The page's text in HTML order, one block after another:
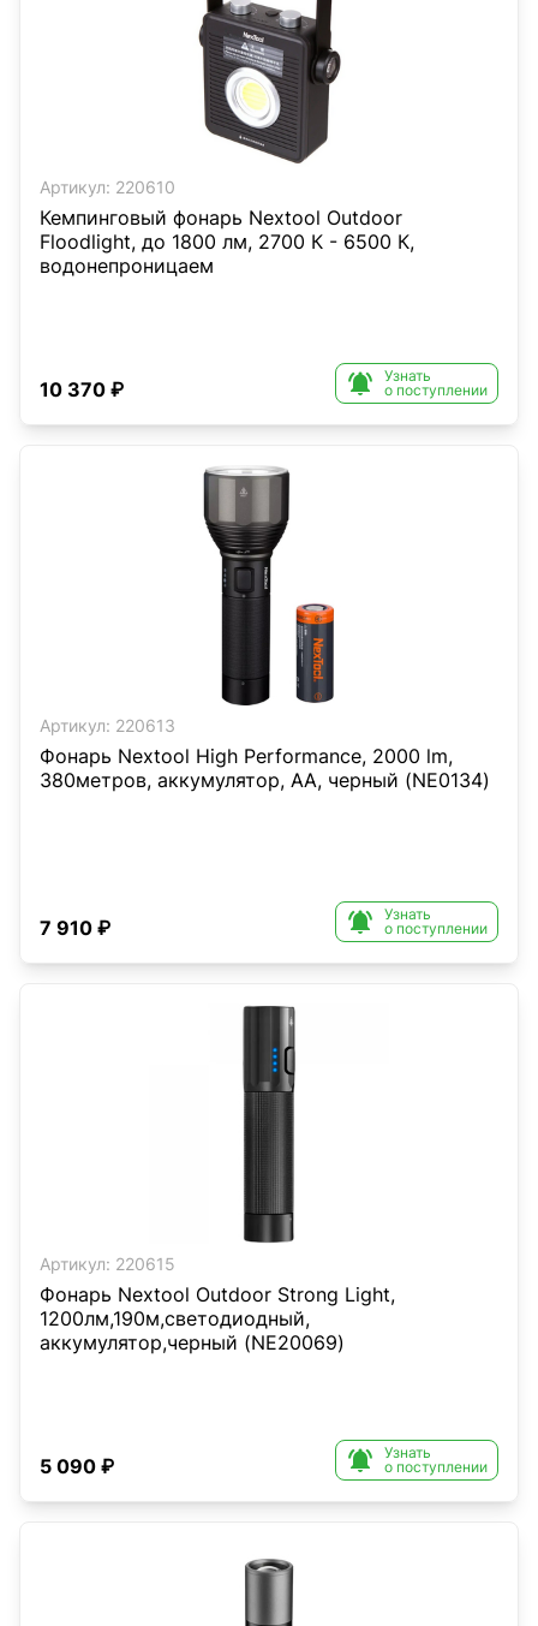
Артикул: 220610
Кемпинговый фонарь Nextool Outdoor
Floodlight, до 1800 лм, 2700 К - 6500 К,
водонепроницаем
10 370 ₽ 
Узнать
о поступлении
Артикул: 220613
Фонарь Nextool High Performance, 2000 lm,
380метров, аккумулятор, АА, черный (NE0134)
7 910 ₽ 
Узнать
о поступлении
Артикул: 220615
Фонарь Nextool Outdoor Strong Light,
1200лм,190м,светодиодный,
аккумулятор,черный (NE20069)
5 090 ₽ 
Узнать
о поступлении